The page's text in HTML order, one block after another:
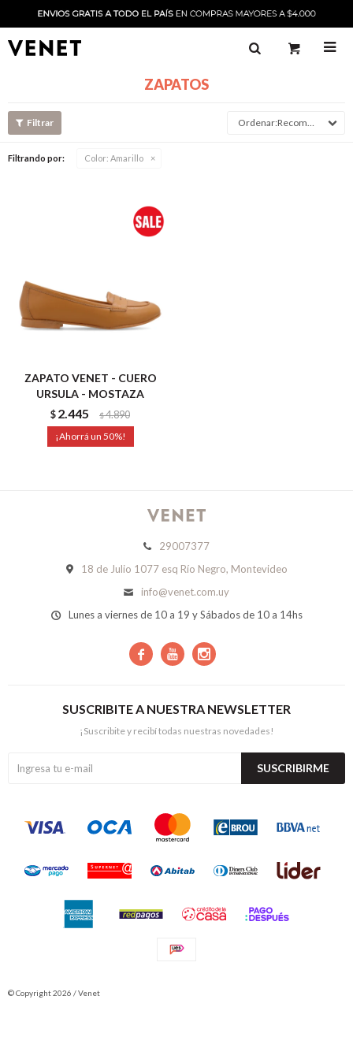

ZAPATOS
Recomendado
Filtrando por: Color: Amarillo
ZAPATO VENET - CUERO
URSULA - MOSTAZA
$2.445 $4.890
50
29007377
18 de Julio 1077 esq Río Negro, Montevideo
info@venet.com.uy
Lunes a viernes de 10 a 19 y Sábados de 10 a 14hs
  
SUSCRIBITE A NUESTRA NEWSLETTER
¡Suscribite y recibí todas nuestras novedades!
SUSCRIBIRME
© Copyright 2026 / Venet